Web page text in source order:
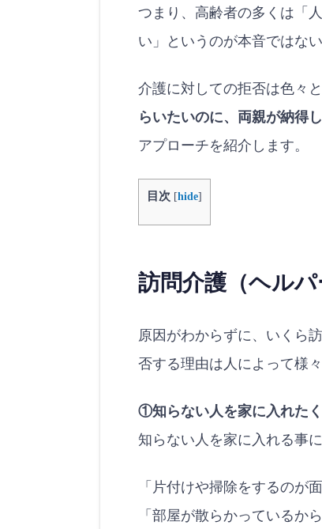
つまり、高齢者の多くは「
い」というのが本音ではな
介護に対しての拒否は色々
らいたいのに、両親が納得
アプローチを紹介します。
目次 [hide]
訪問介護（ヘル
原因がわからずに、いくら
否する理由は人によって様
①知らない人を家に入れた
知らない人を家に入れる事
「片付けや掃除をするのが面
「部屋が散らかっているか